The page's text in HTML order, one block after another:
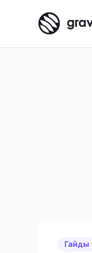
Гайды